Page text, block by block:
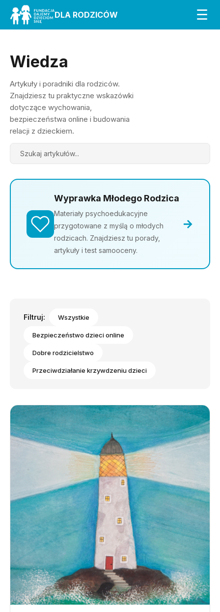
DLA RODZICÓW ☰
Wiedza
Artykuły i poradniki dla rodziców.
Znajdziesz tu praktyczne wskazówki
dotyczące wychowania,
bezpieczeństwa online i budowania
relacji z dzieckiem.
Search
Wyprawka Młodego Rodzica
Materiały psychoedukacyjne
przygotowane z myślą o młodych
rodzicach. Znajdziesz tu porady,
artykuły i test samooceny.
→
Filtruj: Wszystkie
Bezpieczeństwo dzieci online
Dobre rodzicielstwo
Przeciwdziałanie krzywdzeniu dzieci